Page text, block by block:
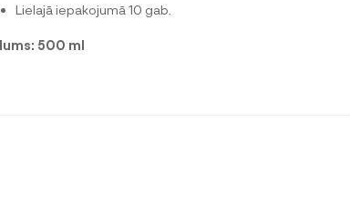
Lielajā iepakojumā 10 gab.
500 ml